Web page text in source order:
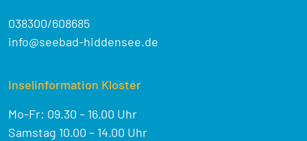
038300/608685
info@seebad-hiddensee.de
Inselinformation Kloster
Mo-Fr: 09.30 – 16.00 Uhr
Samstag 10.00 – 14.00 Uhr